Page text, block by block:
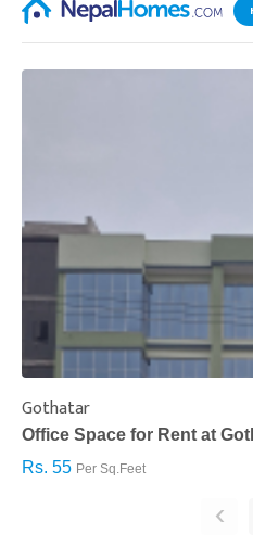
Gothatar
Office Space for Rent at
Rs. 55 Per Sq.Feet
‹